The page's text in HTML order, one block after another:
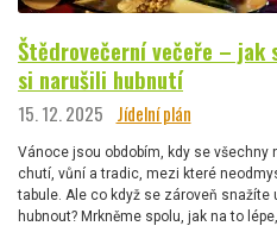
Štědrovečerní večeře – jak
si narušili hubnutí
15. 12. 2025 Jídelní plán
Vánoce jsou obdobím, kdy se
chutí, vůní a tradic, mezi které
tabule. Ale co když se zároveň snažíte
hubnout? Mrkněme spolu, jak na to